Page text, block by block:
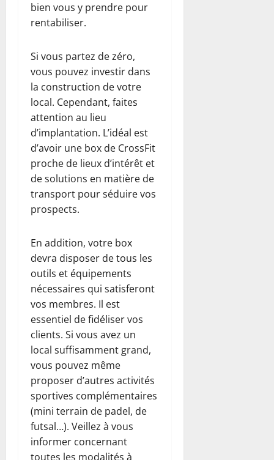
bien vous y prendre pour
rentabiliser.
Si vous partez de zéro,
vous pouvez investir dans
la construction de votre
local. Cependant, faites
attention au lieu
d’implantation. L’idéal est
d’avoir une box de CrossFit
proche de lieux d’intérêt et
de solutions en matière de
transport pour séduire vos
prospects.
En addition, votre box
devra disposer de tous les
outils et équipements
nécessaires qui satisferont
vos membres. Il est
essentiel de fidéliser vos
clients. Si vous avez un
local suffisamment grand,
vous pouvez même
proposer d’autres activités
sportives complémentaires
(mini terrain de padel, de
futsal…). Veillez à vous
informer concernant
toutes les modalités à